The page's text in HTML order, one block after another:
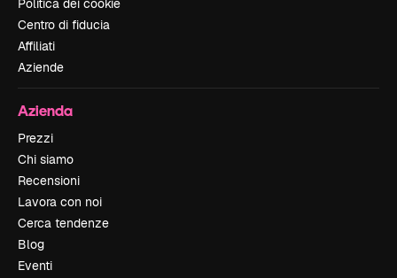
Politica dei cookie
Centro di fiducia
Affiliati
Aziende
Azienda
Prezzi
Chi siamo
Recensioni
Lavora con noi
Cerca tendenze
Blog
Eventi